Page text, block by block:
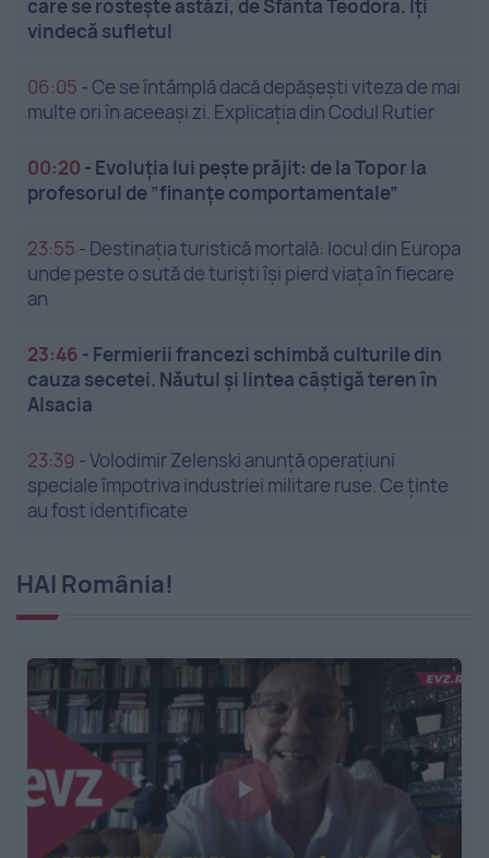
care se rostește astăzi, de Sfânta Teodora. Îți
vindecă sufletul
06:05 -Ce se întâmplă dacă depășești viteza de mai
multe ori în aceeași zi. Explicația din Codul Rutier
00:20 - Evoluția lui pește prăjit: de la Topor la
profesorul de ”finanțe comportamentale”
23:55 - Destinația turistică mortală: locul din Europa
unde peste o sută de turiști își pierd viața în fiecare
an
23:46 - Fermierii francezi schimbă culturile din
cauza secetei. Năutul și lintea câștigă teren în
Alsacia
23:39 -Volodimir Zelenski anunță operațiuni
speciale împotriva industriei militare ruse. Ce ținte
au fost identificate
HAI România!